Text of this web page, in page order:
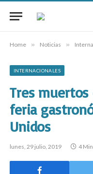
Home » Noticias »
INTERNACIONALES
Tres
feria
Unidos
lunes, 29 julio, 2019 4